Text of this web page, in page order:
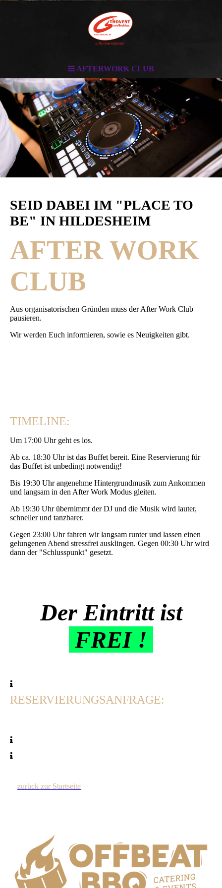
AFTERWORK CLUB
SEID DABEI IM "PLACE TO
BE" IN HILDESHEIM
AFTER WORK
CLUB
Aus organisatorischen Gründen muss der After Work Club
pausieren.
Wir werden Euch informieren, sowie es Neuigkeiten gibt.
TIMELINE:
Um 17:00 Uhr geht es los.
Ab ca. 18:30 Uhr ist das Buffet bereit. Eine Reservierung für
das Buffet ist unbedingt notwendig!
Bis 19:30 Uhr angenehme Hintergrundmusik zum Ankommen
und langsam in den After Work Modus gleiten.
Ab 19:30 Uhr übernimmt der DJ und die Musik wird lauter,
schneller und tanzbarer.
Gegen 23:00 Uhr fahren wir langsam runter und lassen einen
gelungenen Abend stressfrei ausklingen. Gegen 00:30 Uhr wird
dann der "Schlusspunkt" gesetzt.
Der Eintritt ist
FREI !
RESERVIERUNGSANFRAGE:
zurück zur Startseite